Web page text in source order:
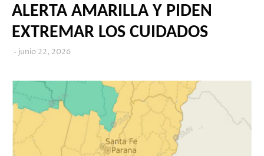
ALERTA AMARILLA Y PIDEN
EXTREMAR LOS CUIDADOS
junio 22, 2026